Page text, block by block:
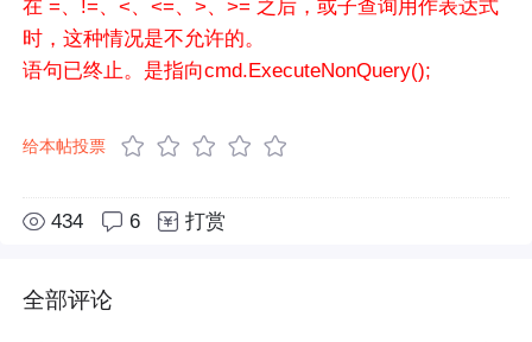
在 =、!=、<、<=、>、>= 之后，或子查询用作表达式
时，这种情况是不允许的。
语句已终止。是指向cmd.ExecuteNonQuery();
给本帖投票
434 6 打赏
全部评论